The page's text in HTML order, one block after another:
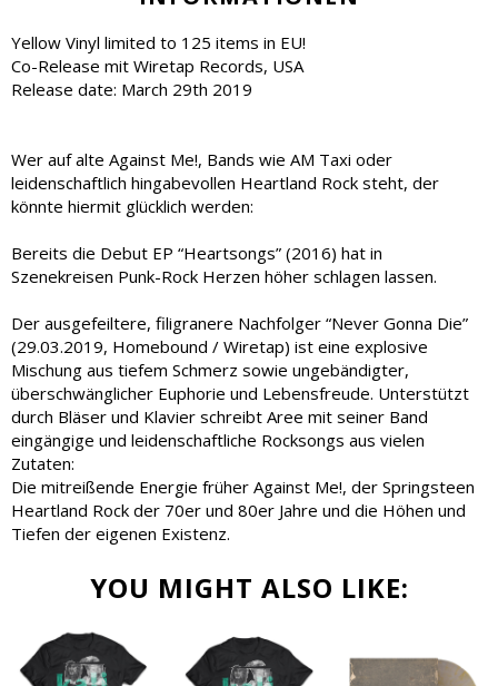
Yellow Vinyl limited to 125 items in EU!
Co-Release mit Wiretap Records, USA
Release date: March 29th 2019
Wer auf alte Against Me!, Bands wie AM Taxi oder
leidenschaftlich hingabevollen Heartland Rock steht, der
könnte hiermit glücklich werden:
Bereits die Debut EP “Heartsongs” (2016) hat in
Szenekreisen Punk-Rock Herzen höher schlagen lassen.
Der ausgefeiltere, filigranere Nachfolger “Never Gonna Die”
(29.03.2019, Homebound / Wiretap) ist eine explosive
Mischung aus tiefem Schmerz sowie ungebändigter,
überschwänglicher Euphorie und Lebensfreude. Unterstützt
durch Bläser und Klavier schreibt Aree mit seiner Band
eingängige und leidenschaftliche Rocksongs aus vielen
Zutaten:
Die mitreißende Energie früher Against Me!, der Springsteen
Heartland Rock der 70er und 80er Jahre und die Höhen und
Tiefen der eigenen Existenz.
YOU MIGHT ALSO LIKE: